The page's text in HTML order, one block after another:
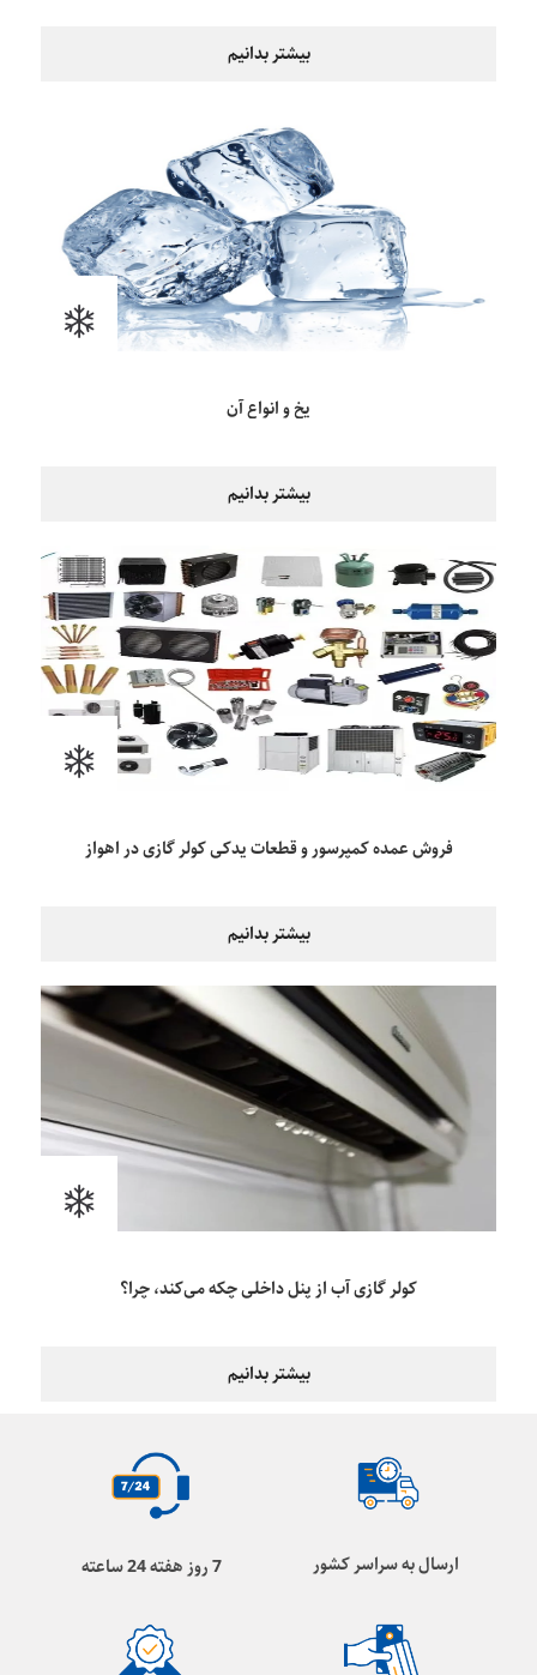
بیشتر بدانیم
یخ و انواع آن
بیشتر بدانیم
فروش عمده کمپرسور و قطعات یدکی کولر گازی در اهواز
بیشتر بدانیم
کولر گازی آب از پنل داخلی چکه می‌کند، چرا؟
بیشتر بدانیم
ارسال به سراسر کشور 7 روز هفته 24 ساعته